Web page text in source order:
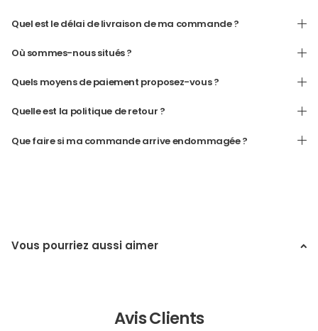
Quel est le délai de livraison de ma commande ?
Où sommes-nous situés ?
Quels moyens de paiement proposez-vous ?
Quelle est la politique de retour ?
Que faire si ma commande arrive endommagée ?
Vous pourriez aussi aimer
Avis Clients